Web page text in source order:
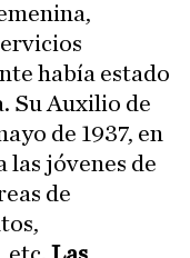
había estado
Su Auxilio de
de 1937, en
las jóvenes de
de